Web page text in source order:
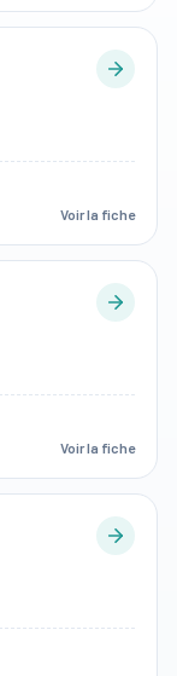
Voir la fiche
Voir la fiche